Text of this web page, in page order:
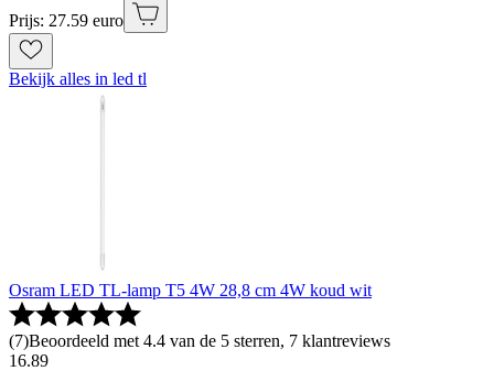
Prijs: 27.59 euro
Bekijk alles in led tl
Osram LED TL-lamp T5 4W 28,8 cm 4W koud wit
(7)Beoordeeld met 4.4 van de 5 sterren, 7 klantreviews
16.89